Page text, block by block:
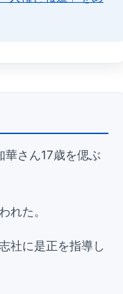
さん17歳を偲ぶ
れた。
社に是正を指導し